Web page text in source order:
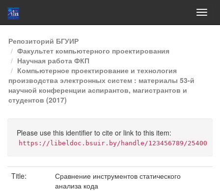
Skip
navigation
Репозиторий БГУИР
Факультет компьютерного проектирования
Научная работа ФКП
Компьютерное проектирование и технология
производства электронных систем : материалы 53-й
научной конференции аспирантов, магистрантов и
студентов (2017)
Please use this identifier to cite or link to this item:
https://libeldoc.bsuir.by/handle/123456789/25400
Title:
Сравнение инструментов статического
анализа кода